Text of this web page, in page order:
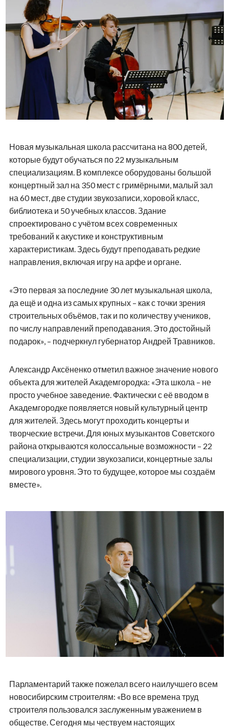
Новая музыкальная школа рассчитана на 800 детей,
которые будут обучаться по 22 музыкальным
специализациям. В комплексе оборудованы большой
концертный зал на 350 мест с гримёрными, малый зал
на 60 мест, две студии звукозаписи, хоровой класс,
библиотека и 50 учебных классов. Здание
спроектировано с учётом всех современных
требований к акустике и конструктивным
характеристикам. Здесь будут преподавать редкие
направления, включая игру на арфе и органе.
«Это первая за последние 30 лет музыкальная школа,
да ещё и одна из самых крупных – как с точки зрения
строительных объёмов, так и по количеству учеников,
по числу направлений преподавания. Это достойный
подарок», – подчеркнул губернатор Андрей Травников.
Александр Аксёненко отметил важное значение нового
объекта для жителей Академгородка: «Эта школа – не
просто учебное заведение. Фактически с её вводом в
Академгородке появляется новый культурный центр
для жителей. Здесь могут проходить концерты и
творческие встречи. Для юных музыкантов Советского
района открываются колоссальные возможности – 22
специализации, студии звукозаписи, концертные залы
мирового уровня. Это то будущее, которое мы создаём
вместе».
Парламентарий также пожелал всего наилучшего всем
новосибирским строителям: «Во все времена труд
строителя пользовался заслуженным уважением в
обществе. Сегодня мы чествуем настоящих